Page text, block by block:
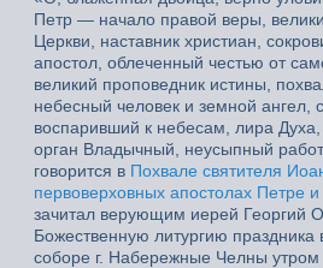
Петр — начало правой веры,
Церкви, наставник христиан,
апостол, облеченный честью от
великий проповедник истины,
небесный человек и земной ангел,
воспаривший к небесам, лира Духа,
орган Владычный, неусыпный
говорится в Похвале святителя
первоверховных апостолах Петре
зачитал верующим иерей Георгий
Божественную литургию праздника
соборе г. Набережные Челны утром